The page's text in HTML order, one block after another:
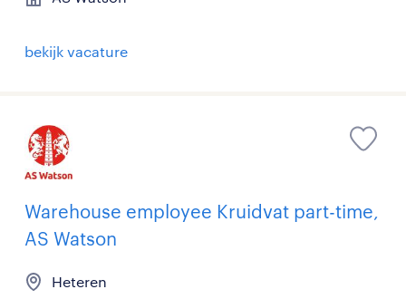
bekijk vacature
Warehouse employee Kruidvat part-time,
AS Watson
Heteren